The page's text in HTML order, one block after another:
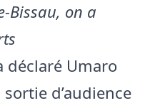
Bissau, on a
déclaré Umaro
sortie d’audience